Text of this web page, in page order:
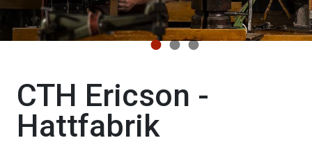
CTH Ericson -
Hattfabrik